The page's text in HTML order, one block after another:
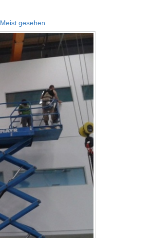
Meist gesehen